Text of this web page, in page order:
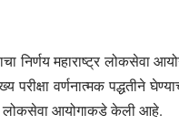
निर्णय महाराष्ट्र लोकसेवा
परीक्षा वर्णनात्मक पद्धतीने
लोकसेवा आयोगाकडे केली आहे.